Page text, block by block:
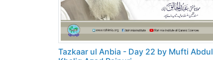
Tazkaar ul Anbia - Day 22 by Mufti Abdul